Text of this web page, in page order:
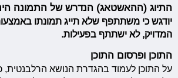
התיוג (ההאשטאג) הנדרש של התמונה
יודגש כי משתתפף שלא תייג תמונתו
המדויק, לא ישתתף בפעילות.
התוכן ופרסום התוכן
על התוכן לעמוד בהגדרת הנושא הרלבנטית,